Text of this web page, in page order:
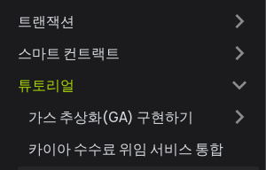
트랜잭션
스마트 컨트랙트
튜토리얼
가스 추상화(GA) 구현하기
카이아 수수료 위임 서비스 통합